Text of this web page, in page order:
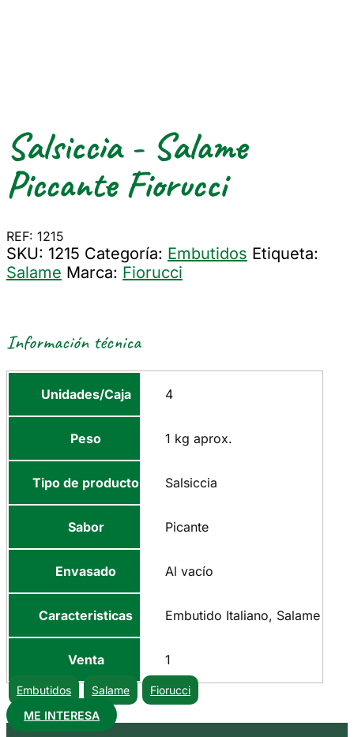
Salsiccia - Salame
Piccante Fiorucci
REF: 1215
SKU: 1215 Categoría: Embutidos Etiqueta:
Salame Marca: Fiorucci
Información técnica
Unidades/Caja 4
Peso 1 kg aprox.
Tipo de producto Salsiccia
Sabor Picante
Envasado Al vacío
Caracteristicas Embutido Italiano, Salame
Venta 1
Embutidos Salame
Fiorucci
ME INTERESA